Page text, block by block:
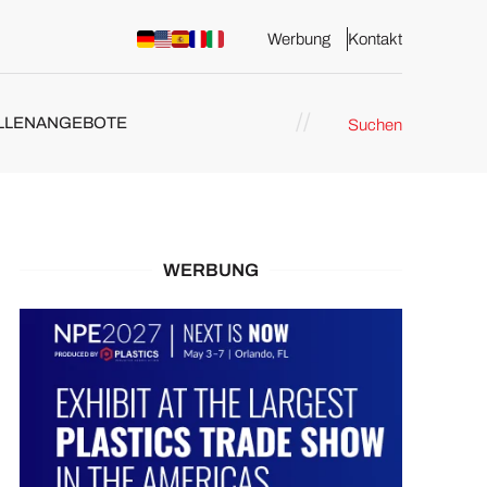
Werbung Kontakt
Suchen
WERBUNG